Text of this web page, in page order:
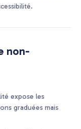
non-
expose les
graduées mais